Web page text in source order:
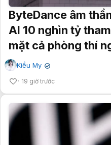
ByteDance âm
AI 10 nghìn tỷ
mặt cả phòng thí
Kiều My ✔
19 giờ trước